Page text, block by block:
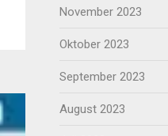
November 2023
Oktober 2023
September 2023
August 2023